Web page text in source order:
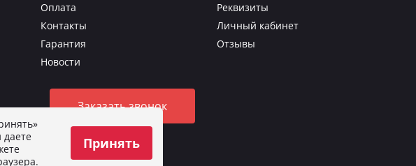
даете
Принять
Оплата
Контакты
Гарантия
Новости
Реквизиты
Личный кабинет
Отзывы
Заказать звонок